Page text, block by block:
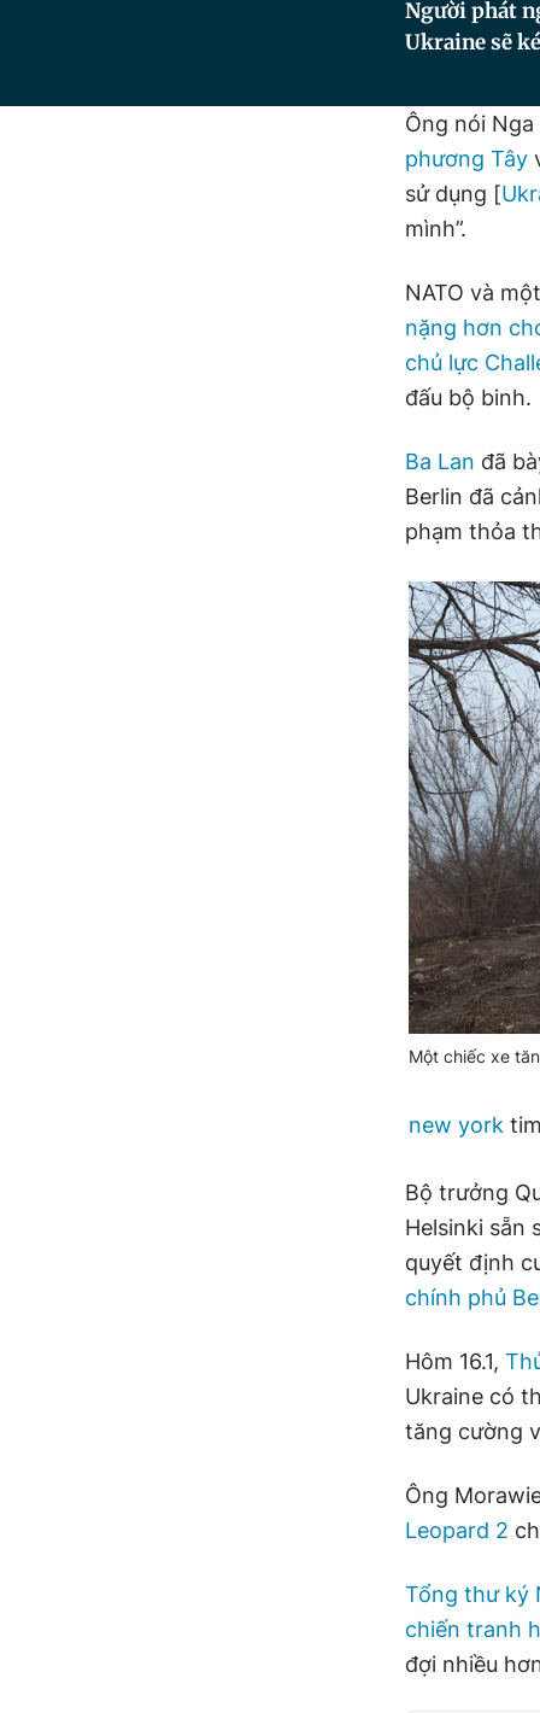
Người phát
Ukraine sẽ
Ông nói
phương Tây
sử dụng [
mình”.
NATO và
nặng hơn
chủ lực
đấu bộ binh.
Ba Lan đã
Berlin đã
phạm thỏa
Một chiếc xe
new york
Bộ trưởng
Helsinki sẵn
quyết định
chính phủ
Hôm 16.1,
Ukraine có
tăng cường
Ông
Leopard 2
Tổng thư ký
chiến tranh
đợi nhiều